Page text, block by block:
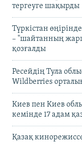
тергеуге шақырды
Түркістан
– "шайтанның
қозғалды
Ресейдің Тула
Wildberries
Киев пен Киев
кемінде 17 адам
Қазақ